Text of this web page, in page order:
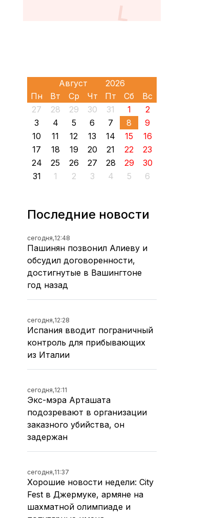
Пн Вт Ср Чт Пт Сб
Вс
27
28 29 30 31 1
2
3
4 5 6 7 8
9
10
11 12 13 14 15
16
17
18 19 20 21 22
23
24
25 26 27 28 29
30
31
1 2 3 4 5 6
Последние новости
сегодня,12:48
Пашинян позвонил Алиеву и
обсудил договоренности,
достигнутые в Вашингтоне
год назад
сегодня,12:28
Испания вводит пограничный
контроль для прибывающих
из Италии
сегодня,12:11
Экс-мэра Арташата
подозревают в организации
заказного убийства, он
задержан
сегодня,11:37
Хорошие новости недели: City
Fest в Джермуке, армяне на
шахматной олимпиаде и